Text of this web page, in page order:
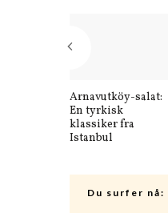
Arnavutköy-salat:
En tyrkisk
klassiker fra
Istanbul
Du surfer nå: